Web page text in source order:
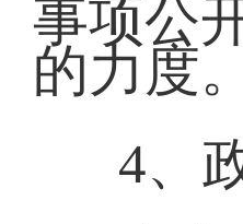
事项公
的力度。
4、